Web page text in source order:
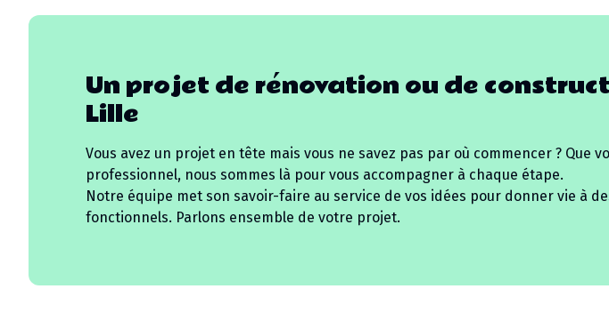
Un projet de rénovation ou de
Lille
Vous avez un projet en tête mais vous ne savez pas par où commencer ? Que
professionnel, nous sommes là pour vous accompagner à chaque étape.
Notre équipe met son savoir-faire au service de vos idées pour donner vie à
fonctionnels. Parlons ensemble de votre projet.